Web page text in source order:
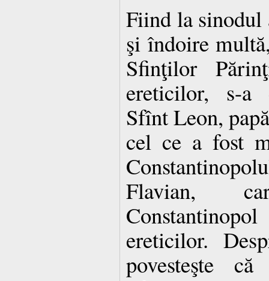
Fiind la sinodul
şi îndoire
Sfinţilor
ereticilor, s-a
Sfînt Leon,
cel ce a fost
Flavian,
ereticilor.
povesteşte